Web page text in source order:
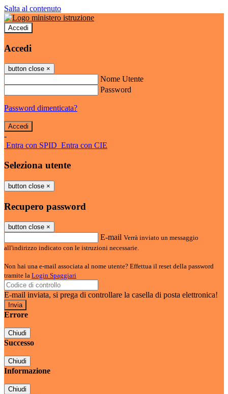
Salta al contenuto
Accedi
Accedi
button close ×
Nome Utente
Password
Password dimenticata?
-
Entra con SPID Entra con CIE
Seleziona utente
button close ×
Recupero password
button close ×
E-mail Verrà inviato un messaggio
all'indirizzo indicato con le istruzioni necessarie.
Non hai una e-mail associata al nome utente? Effettua il reset della password
tramite la Login Spaggiari
E-mail inviata, si prega di controllare la casella di posta elettronica!
Errore
Chiudi
Successo
Chiudi
Informazione
Chiudi